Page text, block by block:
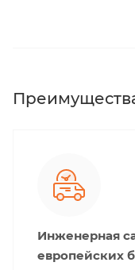
Инженерная
европейских